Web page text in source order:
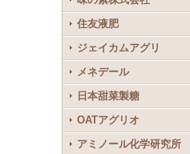
住友液肥
ジェイカムアグリ
メネデール
日本甜菜製糖
OATアグリオ
アミノール化学研究所